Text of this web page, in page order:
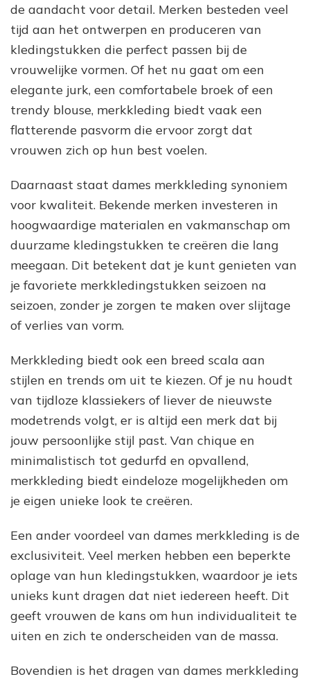
de aandacht voor detail. Merken besteden veel
tijd aan het ontwerpen en produceren van
kledingstukken die perfect passen bij de
vrouwelijke vormen. Of het nu gaat om een
elegante jurk, een comfortabele broek of een
trendy blouse, merkkleding biedt vaak een
flatterende pasvorm die ervoor zorgt dat
vrouwen zich op hun best voelen.
Daarnaast staat dames merkkleding synoniem
voor kwaliteit. Bekende merken investeren in
hoogwaardige materialen en vakmanschap om
duurzame kledingstukken te creëren die lang
meegaan. Dit betekent dat je kunt genieten van
je favoriete merkkledingstukken seizoen na
seizoen, zonder je zorgen te maken over slijtage
of verlies van vorm.
Merkkleding biedt ook een breed scala aan
stijlen en trends om uit te kiezen. Of je nu houdt
van tijdloze klassiekers of liever de nieuwste
modetrends volgt, er is altijd een merk dat bij
jouw persoonlijke stijl past. Van chique en
minimalistisch tot gedurfd en opvallend,
merkkleding biedt eindeloze mogelijkheden om
je eigen unieke look te creëren.
Een ander voordeel van dames merkkleding is de
exclusiviteit. Veel merken hebben een beperkte
oplage van hun kledingstukken, waardoor je iets
unieks kunt dragen dat niet iedereen heeft. Dit
geeft vrouwen de kans om hun individualiteit te
uiten en zich te onderscheiden van de massa.
Bovendien is het dragen van dames merkkleding